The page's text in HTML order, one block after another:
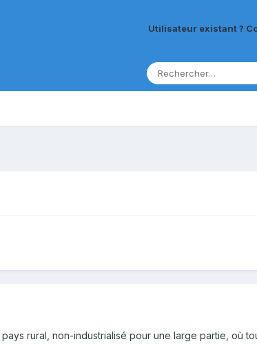
Utilisateur existant ?
rural, non-industrialisé pour une large partie, où